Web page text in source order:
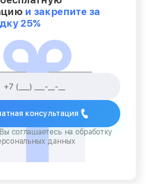
и закрепите за
25%
консультация
соглашаетесь на обработку
данных